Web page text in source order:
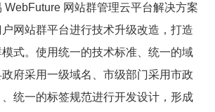
WebFuture 网站群管理云平台解决方案
网站群平台进行技术升级改造，打造
式。使用统一的技术标准、统一的域
府采用一级域名、市级部门采用市政
统一的标签规范进行开发设计，形成